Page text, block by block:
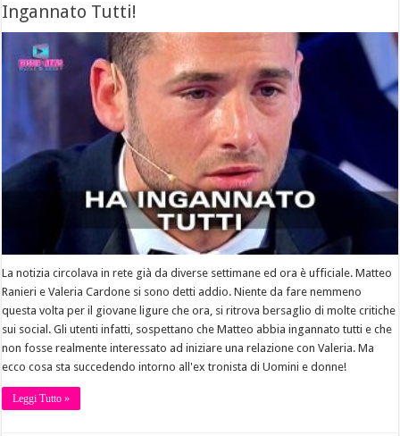
Ingannato Tutti!
La notizia circolava in rete già da diverse settimane ed ora è ufficiale. Matteo
Ranieri e Valeria Cardone si sono detti addio. Niente da fare nemmeno
questa volta per il giovane ligure che ora, si ritrova bersaglio di molte critiche
sui social. Gli utenti infatti, sospettano che Matteo abbia ingannato tutti e che
non fosse realmente interessato ad iniziare una relazione con Valeria. Ma
ecco cosa sta succedendo intorno all'ex tronista di Uomini e donne!
Leggi Tutto »